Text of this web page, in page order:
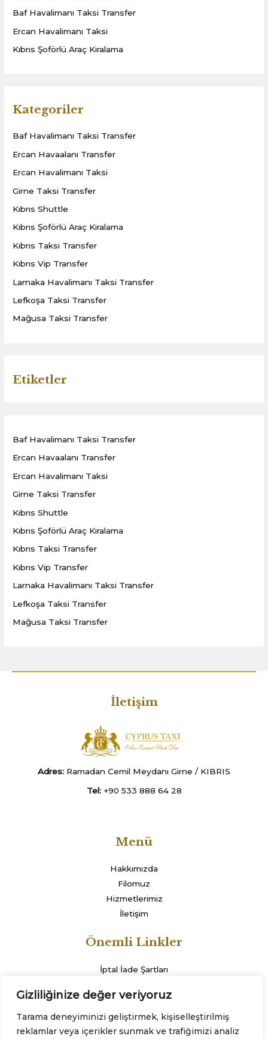
Gizliliğinize değer veriyoruz
Tarama deneyiminizi geliştirmek, kişiselleştirilmiş
reklamlar veya içerikler sunmak ve trafiğimizi analiz
Baf Havalimanı Taksi Transfer
Ercan Havalimanı Taksi
Kıbrıs Şoförlü Araç Kiralama
Kategoriler
Baf Havalimanı Taksi Transfer
Ercan Havaalanı Transfer
Ercan Havalimanı Taksi
Girne Taksi Transfer
Kıbrıs Shuttle
Kıbrıs Şoförlü Araç Kiralama
Kıbrıs Taksi Transfer
Kıbrıs Vip Transfer
Larnaka Havalimanı Taksi Transfer
Lefkoşa Taksi Transfer
Mağusa Taksi Transfer
Etiketler
Baf Havalimanı Taksi Transfer
Ercan Havaalanı Transfer
Ercan Havalimanı Taksi
Girne Taksi Transfer
Kıbrıs Shuttle
Kıbrıs Şoförlü Araç Kiralama
Kıbrıs Taksi Transfer
Kıbrıs Vip Transfer
Larnaka Havalimanı Taksi Transfer
Lefkoşa Taksi Transfer
Mağusa Taksi Transfer
İletişim
Adres: Ramadan Cemil Meydanı Girne / KIBRIS
Tel: +90 533 888 64 28
Menü
Hakkımızda
Filomuz
Hizmetlerimiz
İletişim
Önemli Linkler
İptal İade Şartları
Gizlilik Sözleşmesi